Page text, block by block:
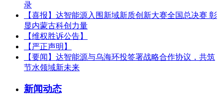
录
【喜报】达智能源入围新域新质创新大赛全国总决赛 彰
显内蒙古科创力量
【维权胜诉公告】
【严正声明】
【要闻】‌达智能源与乌海环投签署战略合作协议，共筑
节水领域新未来
新闻动态